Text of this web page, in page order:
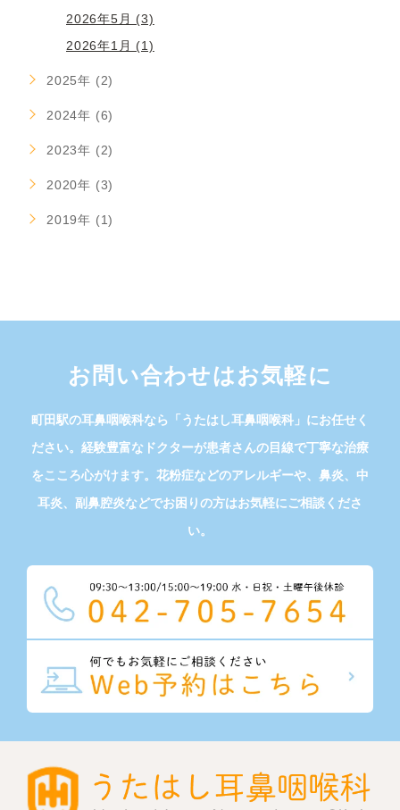
2026年5月 (3)
2026年1月 (1)
2025年 (2)
2024年 (6)
2023年 (2)
2020年 (3)
2019年 (1)
お問い合わせはお気軽に
町田駅の耳鼻咽喉科なら「うたはし耳鼻咽喉科」にお任せく
ださい。経験豊富なドクターが患者さんの目線で丁寧な治療
をこころ心がけます。花粉症などのアレルギーや、鼻炎、中
耳炎、副鼻腔炎などでお困りの方はお気軽にご相談くださ
い。